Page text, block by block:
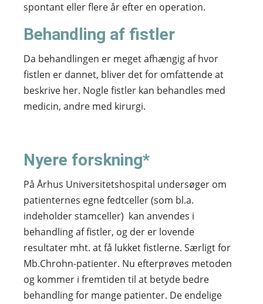
spontant eller flere år efter en operation.
Behandling af fistler
Da behandlingen er meget afhængig af hvor
fistlen er dannet, bliver det for omfattende at
beskrive her. Nogle fistler kan behandles med
medicin, andre med kirurgi.
Nyere forskning*
På Århus Universitetshospital undersøger om
patienternes egne fedtceller (som bl.a.
indeholder stamceller) kan anvendes i
behandling af fistler, og der er lovende
resultater mht. at få lukket fistlerne. Særligt for
Mb.Chrohn-patienter. Nu efterprøves metoden
og kommer i fremtiden til at betyde bedre
behandling for mange patienter. De endelige